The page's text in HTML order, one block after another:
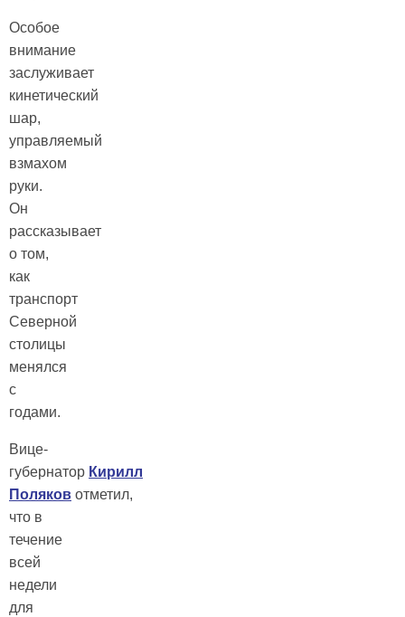
Особое
внимание
заслуживает
кинетический
шар,
управляемый
взмахом
руки.
Он
рассказывает
о том,
как
транспорт
Северной
столицы
менялся
с
годами.
Вице-
губернатор Кирилл
Поляков отметил,
что в
течение
всей
недели
для